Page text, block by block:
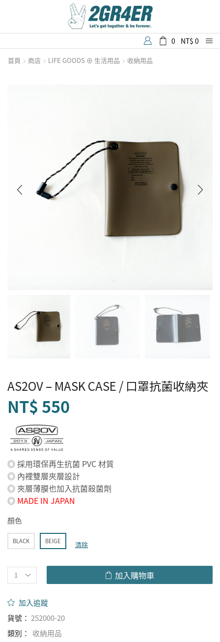
0 NT$ 0
首頁 商店 LIFE GOODS ⊕ 生活用品 收納用品
AS2OV – MASK CASE / 口罩抗菌收納夾
NT$ 550
◎ 採用環保再生抗菌 PVC 材質
◎ 內裡雙層夾層設計
◎ 夾層薄膜也加入抗菌殺菌劑
◎ MADE IN JAPAN
顏色
BLACK BEIGE 清除
加入購物車
加入追蹤
貨號： 252000-20
類別：
收納用品